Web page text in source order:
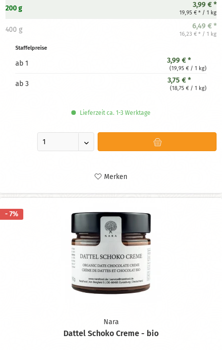
200 g 3,99 € *
19,95 € * / 1 kg
400 g 6,49 € *
16,23 € * / 1 kg
Staffelpreise
ab 1 3,99 € *
(19,95 € / 1 kg)
ab 3 3,75 € *
(18,75 € / 1 kg)
Lieferzeit ca. 1-3 Werktage
Merken
- 7%
Nara
Dattel Schoko Creme - bio